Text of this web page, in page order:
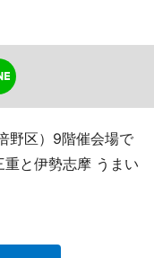
野区）9階催会場で
と伊勢志摩 うまい